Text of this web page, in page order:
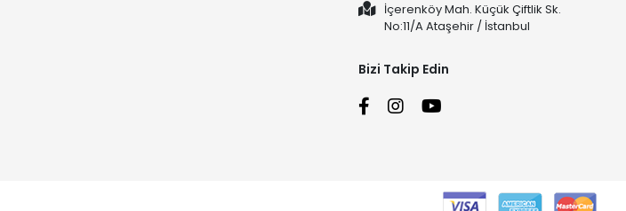
İçerenköy Mah. Küçük Çiftlik Sk.
No:11/A Ataşehir / İstanbul
Bizi Takip Edin